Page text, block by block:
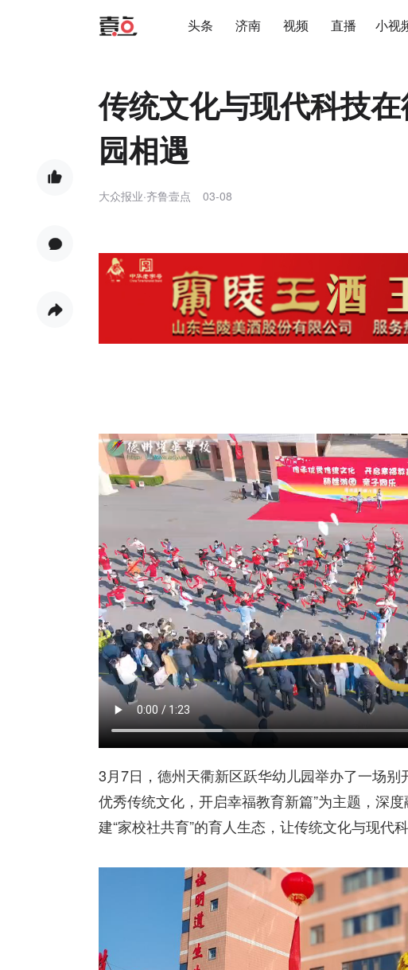
头条 济南 视频 直播 小视
传统文化与现代科技
园相遇
大众报业·齐鲁壹点 03-08
3月7日，德州天衢新区跃华幼儿园举办了一场
优秀传统文化，开启幸福教育新篇”为主题，深
建“家校社共育”的育人生态，让传统文化与现代